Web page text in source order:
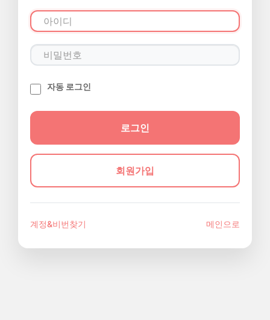
자동 로그인
회원가입
계정&비번찾기 메인으로